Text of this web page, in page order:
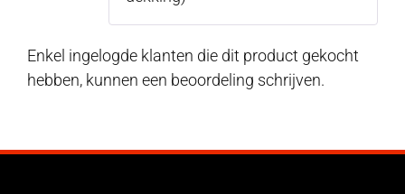
Enkel ingelogde klanten die dit product gekocht
hebben, kunnen een beoordeling schrijven.